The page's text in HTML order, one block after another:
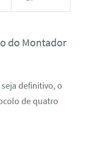
do Montador
definitivo, o
de quatro